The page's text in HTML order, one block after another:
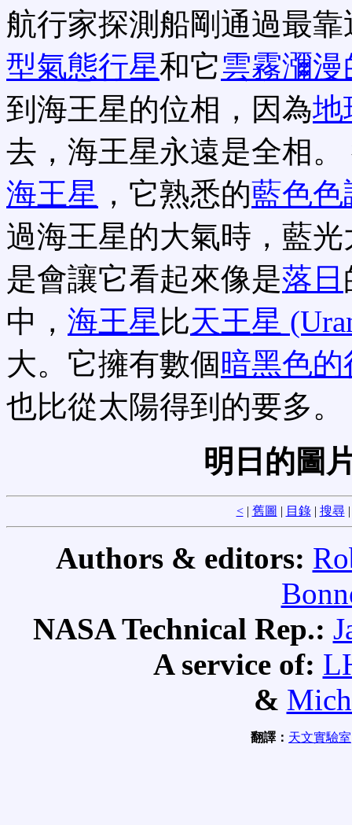
航行家探測船剛通過最
型氣態行星和它雲霧瀰
到海王星的位相，因為地
去，海王星永遠是全相
海王星 ，它熟悉的藍色色
過海王星的大氣時，藍
是會讓它看起來像是落日
中， 海王星 比天王星
大。它擁有數個暗黑色
也比從太陽得到的要多。
明日的圖
<| 舊圖 | 目錄| 搜尋
Authors & editors:
NASA Technical Rep.:
A service of:
&
翻譯： 天文實驗室